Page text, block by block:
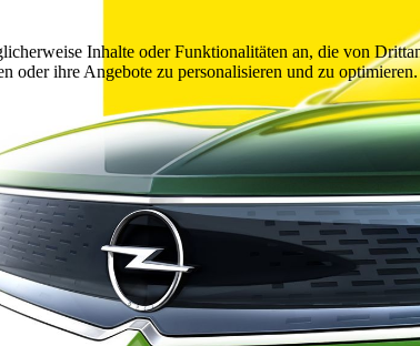
Inhalte oder Funktionalitäten an, die von
oder ihre Angebote zu personalisieren und zu optimieren.